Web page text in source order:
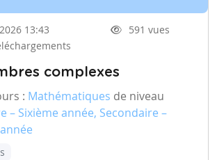
13:43
591 vues
complexes
: Mathématiques de niveau
– Sixième année, Secondaire –